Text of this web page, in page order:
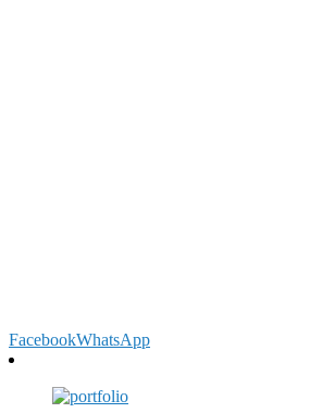
FacebookWhatsApp